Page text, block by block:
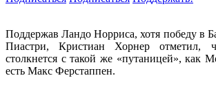
Поддержав Ландо Норриса, хотя победу в
Пиастри, Кристиан Хорнер
столкнется с такой же «путаницей», как
есть Макс Ферстаппен.